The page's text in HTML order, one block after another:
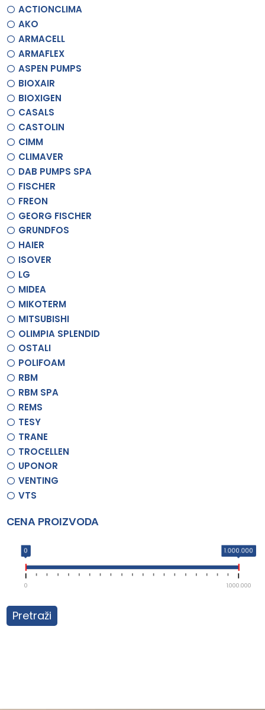
ACTIONCLIMA
AKO
ARMACELL
ARMAFLEX
ASPEN PUMPS
BIOXAIR
BIOXIGEN
CASALS
CASTOLIN
CIMM
CLIMAVER
DAB PUMPS SPA
FISCHER
FREON
GEORG FISCHER
GRUNDFOS
HAIER
ISOVER
LG
MIDEA
MIKOTERM
MITSUBISHI
OLIMPIA SPLENDID
OSTALI
POLIFOAM
RBM
RBM SPA
REMS
TESY
TRANE
TROCELLEN
UPONOR
VENTING
VTS
CENA PROIZVODA
0 1.000.000
0 1.000.000
Pretraži